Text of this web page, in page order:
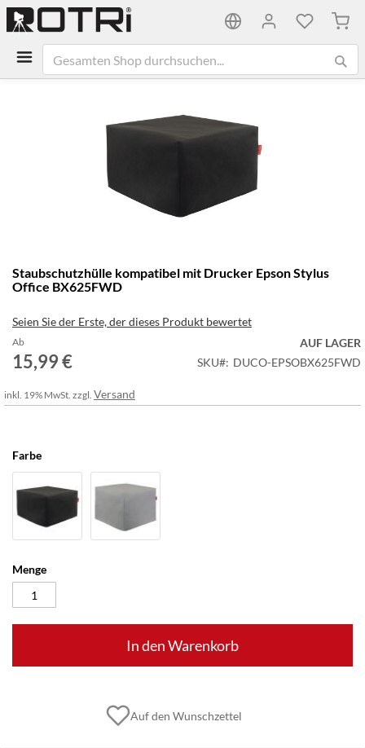
Anfang
der
springen
Staubschutzhülle kompatibel mit Drucker Epson Stylus
Office BX625FWD
Seien Sie der Erste, der dieses Produkt bewertet
Ab
15,99 €
AUF LAGER
SKU
DUCO-EPSOBX625FWD
inkl. 19% MwSt. zzgl. Versand
Farbe
Menge
In den Warenkorb
Auf den Wunschzettel